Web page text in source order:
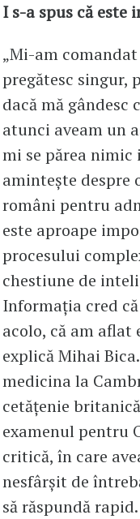
I s-a spus că este
„Mi-am
pregătesc singur,
dacă mă gândesc
atunci aveam un
mi se părea nimic
amintește despre
români pentru
este aproape
procesului
chestiune de
Informația cred
acolo, că am aflat
explică Mihai
medicina la
cetățenie
examenul pentru
critică, în care
nesfârșit de
să răspundă